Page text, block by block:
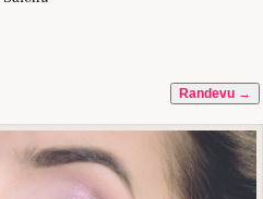
Randevu →